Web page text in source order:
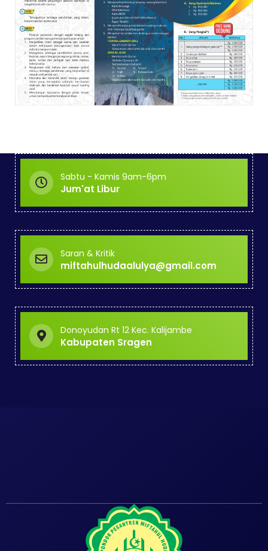
Sabtu - Kamis 9am-6pm
Jum'at Libur
Saran & Kritik
miftahulhudaalulya@gmail.com
Donoyudan Rt 12 Kec. Kalijambe
Kabupaten Sragen